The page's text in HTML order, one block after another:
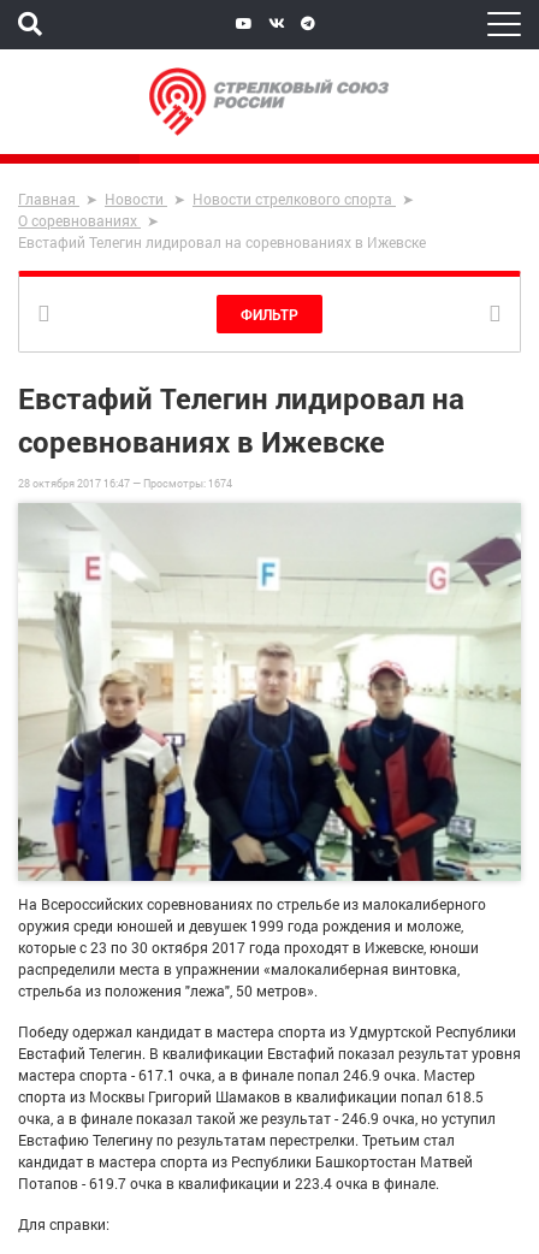
Главная Новости
Новости стрелкового спорта
О соревнованиях
Евстафий Телегин лидировал на соревнованиях в Ижевске
ФИЛЬТР
Евстафий Телегин лидировал на
соревнованиях в Ижевске
28 октября 2017 16:47 — Просмотры: 1674
На Всероссийских соревнованиях по стрельбе из малокалиберного
оружия среди юношей и девушек 1999 года рождения и моложе,
которые с 23 по 30 октября 2017 года проходят в Ижевске, юноши
распределили места в упражнении «малокалиберная винтовка,
стрельба из положения "лежа", 50 метров».
Победу одержал кандидат в мастера спорта из Удмуртской Республики
Евстафий Телегин. В квалификации Евстафий показал результат уровня
мастера спорта - 617.1 очка, а в финале попал 246.9 очка. Мастер
спорта из Москвы Григорий Шамаков в квалификации попал 618.5
очка, а в финале показал такой же результат - 246.9 очка, но уступил
Евстафию Телегину по результатам перестрелки. Третьим стал
кандидат в мастера спорта из Республики Башкортостан Матвей
Потапов - 619.7 очка в квалификации и 223.4 очка в финале.
Для справки: